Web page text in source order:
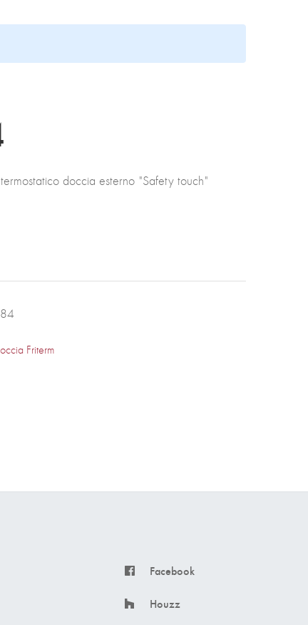
doccia esterno "Safety touch"
Friterm
Facebook
Houzz